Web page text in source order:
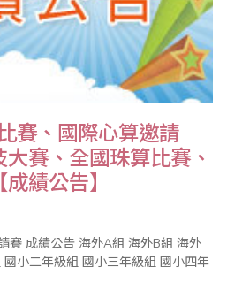
賽、國際心算邀請
賽、全國珠算比賽、
績公告】